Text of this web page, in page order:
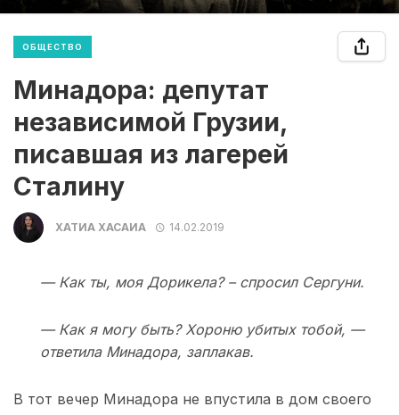
ОБЩЕСТВО
Минадора: депутат
независимой Грузии,
писавшая из лагерей
Сталину
ХАТИА ХАСАИА 14.02.2019
— Как ты, моя Дорикела? – спросил Сергуни.
— Как я могу быть? Хороню убитых тобой, —
ответила Минадора, заплакав.
В тот вечер Минадора не впустила в дом своего